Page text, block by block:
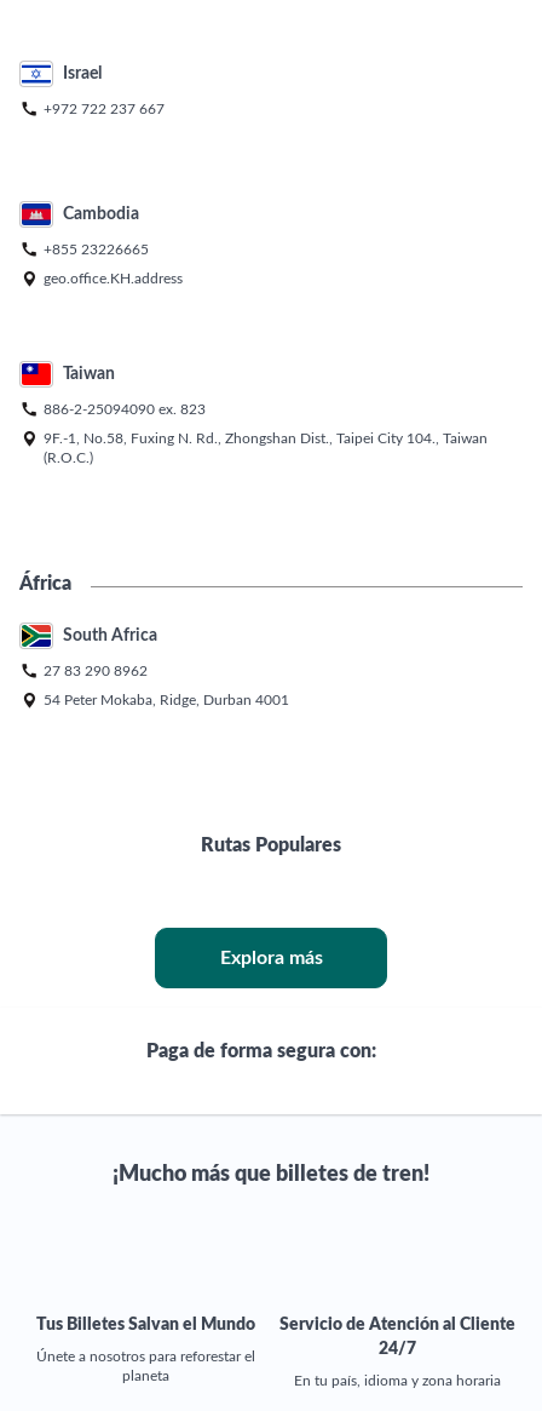
Israel
 +972 722 237 667
Cambodia
 +855 23226665
 geo.office.KH.address
Taiwan
 886-2-25094090 ex. 823
 9F.-1, No.58, Fuxing N. Rd., Zhongshan Dist., Taipei City 104., Taiwan
(R.O.C.)
África
South Africa
 27 83 290 8962
 54 Peter Mokaba, Ridge, Durban 4001
Rutas Populares
Explora más
Paga de forma segura con:
¡Mucho más que billetes de tren!
Tus Billetes Salvan el Mundo
Únete a nosotros para reforestar el
planeta
Servicio de Atención al Cliente
24/7
En tu país, idioma y zona horaria